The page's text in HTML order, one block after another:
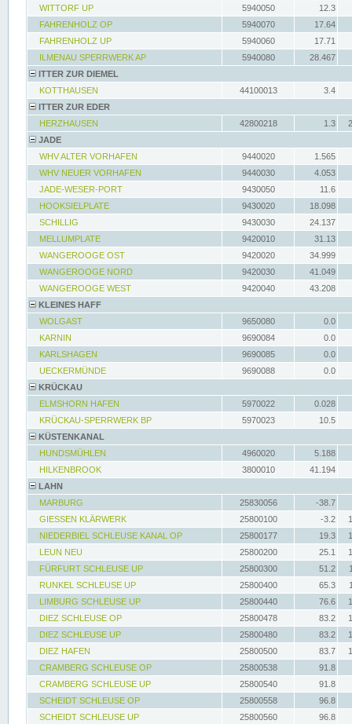
WITTORF UP
5940050
12.3
FAHRENHOLZ OP
5940070
17.64
FAHRENHOLZ UP
5940060
17.71
ILMENAU SPERRWERK AP
5940080
28.467
ITTER ZUR DIEMEL
KOTTHAUSEN
44100013
3.4
ITTER ZUR EDER
HERZHAUSEN
42800218 1.3
JADE
WHV ALTER VORHAFEN
9440020
1.565
WHV NEUER VORHAFEN
9440030
4.053
JADE-WESER-PORT
9430050
11.6
HOOKSIELPLATE
9430020
18.098
SCHILLIG
9430030
24.137
MELLUMPLATE
9420010
31.13
WANGEROOGE OST
9420020
34.999
WANGEROOGE NORD
9420030
41.049
WANGEROOGE WEST
9420040
43.208
KLEINES HAFF
WOLGAST
9650080
0.0
KARNIN
9690084
0.0
KARLSHAGEN
9690085
0.0
UECKERMÜNDE
9690088
0.0
KRÜCKAU
ELMSHORN HAFEN
5970022
0.028
KRÜCKAU-SPERRWERK BP
5970023
10.5
KÜSTENKANAL
HUNDSMÜHLEN
4960020
5.188
HILKENBROOK
3800010
41.194
LAHN
MARBURG
25830056
-38.7
GIESSEN KLÄRWERK
25800100 -3.2
NIEDERBIEL SCHLEUSE KANAL OP
25800177 19.3
LEUN NEU
25800200 25.1
FÜRFURT SCHLEUSE UP
25800300 51.2
RUNKEL SCHLEUSE UP
25800400 65.3
LIMBURG SCHLEUSE UP
25800440 76.6
DIEZ SCHLEUSE OP
25800478 83.2
DIEZ SCHLEUSE UP
25800480 83.2
DIEZ HAFEN
25800500 83.7
CRAMBERG SCHLEUSE OP
25800538
91.8
CRAMBERG SCHLEUSE UP
25800540
91.8
SCHEIDT SCHLEUSE OP
25800558
96.8
SCHEIDT SCHLEUSE UP
25800560
96.8